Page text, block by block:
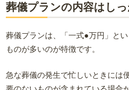
葬儀プランの内容はし
葬儀プランは、「一式●万円」と
ものが多いのが特徴です。
急な葬儀の発生で忙しいときには